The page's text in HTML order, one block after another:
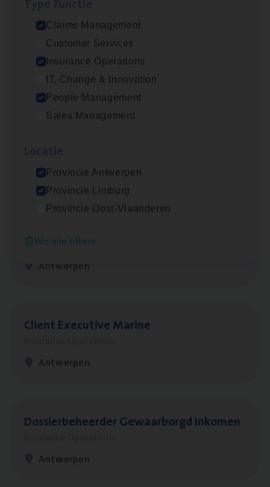
Claims Management
Customer Services
Insurance Operations
IT, Change & Innovation
People Management
Sales Management
Provincie Antwerpen
Provincie Limburg
Provincie Oost-Vlaanderen
Wis alle filters
Advisor/​Configuratie ana­lyst Part­ner in
Benefits
Insurance Operations
Beveren
Antwerpen
Claims Management
Antwerpen
Client Exe­cu­ti­ve Marine
Antwerpen
Dos­sier­be­heer­der Gewaar­borgd Inkomen
Antwerpen